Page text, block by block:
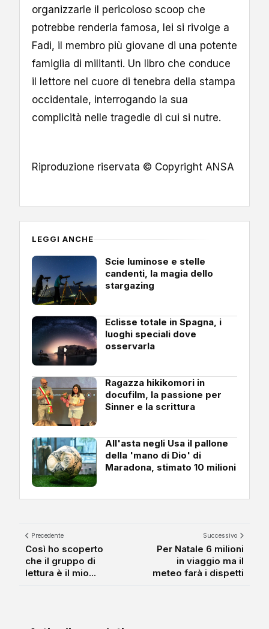
organizzarle il pericoloso scoop che
potrebbe renderla famosa, lei si rivolge a
Fadi, il membro più giovane di una potente
famiglia di militanti. Un libro che conduce
il lettore nel cuore di tenebra della stampa
occidentale, interrogando la sua
complicità nelle tragedie di cui si nutre.
Riproduzione riservata © Copyright ANSA
LEGGI ANCHE
Scie luminose e stelle
candenti, la magia dello
stargazing
Eclisse totale in Spagna, i
luoghi speciali dove
osservarla
Ragazza hikikomori in
docufilm, la passione per
Sinner e la scrittura
All'asta negli Usa il pallone
della 'mano di Dio' di
Maradona, stimato 10 milioni
Precedente
Così ho scoperto
che il gruppo di
lettura è il mio...
Successivo
Per Natale 6 milioni
in viaggio ma il
meteo farà i dispetti